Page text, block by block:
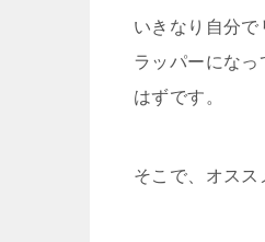
いきなり自分
ラッパーにな
はずです。
そこで、オス